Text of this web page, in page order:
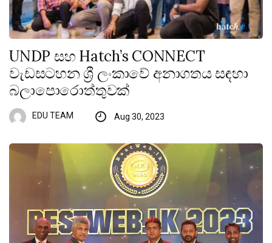
UNDP සහ Hatch’s CONNECT
වැඩසටහන ශ්‍රී ලංකාවේ අනාගතය සඳහා
බලාපොරොත්තුවක්
EDU TEAM Aug 30, 2023